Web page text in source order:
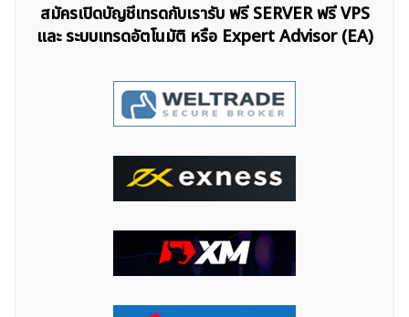
สมัครเปิดบัญชีเทรดกับเรารับ ฟรี SERVER ฟรี VPS
และ ระบบเทรดอัตโนมัติ หรือ Expert Advisor (EA)